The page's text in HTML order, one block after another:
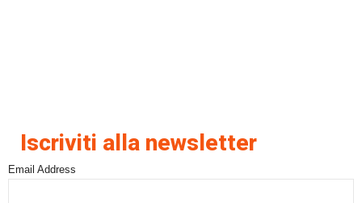
Iscriviti alla newsletter
Email Address